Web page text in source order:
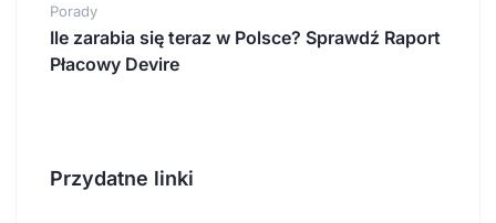
Porady
Ile zarabia się teraz w Polsce? Sprawdź Raport
Płacowy Devire
Przydatne linki